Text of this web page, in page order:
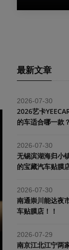
最新文章
2026-07-30
2026艺卡
的车适合哪一款？
2026-07-30
无锡滨湖海归小
的宝藏汽车贴膜
2026-07-30
南通崇川能达夜
车贴膜店！！
2026-07-29
南京江北江宁两